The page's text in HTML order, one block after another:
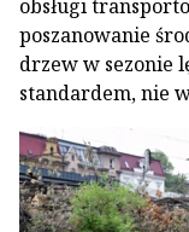
obsługi
poszanowanie
drzew w sezonie
standardem, nie